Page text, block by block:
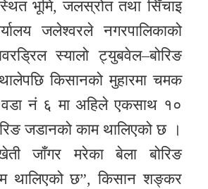
भूमि, जलस्रोत तथा सिँचाइ
जलेश्वरले नगरपालिकाको
स्यालो ट्युबवेल–बोरिङ
किसानको मुहारमा चमक
नं ६ मा अहिले एकसाथ १०
जडानको काम थालिएको छ ।
जाँगर मरेका बेला बोरिङ
थालिएको छ”, किसान शङ्कर